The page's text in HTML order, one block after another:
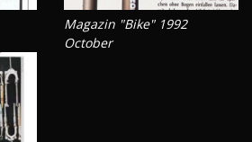
Magazin "Bike" 1992
October